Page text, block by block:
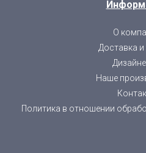
О
Доставка
Наше
Политика в отношении